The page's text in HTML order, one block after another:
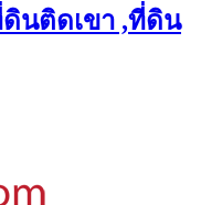
นติดเขา ,ที่ดิน